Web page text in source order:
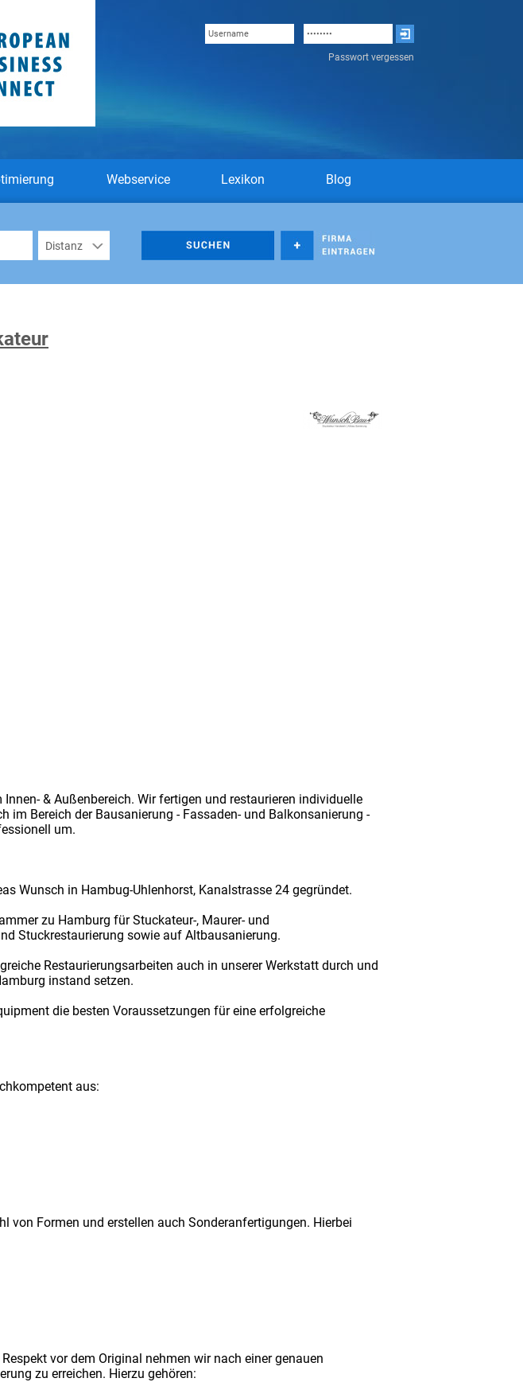
Passwort vergessen
Webservice Lexikon Blog
& Außenbereich. Wir fertigen und restaurieren individuelle
im Bereich der Bausanierung - Fassaden- und Balkonsanierung -
um.
Wunsch in Hambug-Uhlenhorst, Kanalstrasse 24 gegründet.
zu Hamburg für Stuckateur-, Maurer- und
Stuckrestaurierung sowie auf Altbausanierung.
Restaurierungsarbeiten auch in unserer Werkstatt durch und
instand setzen.
die besten Voraussetzungen für eine erfolgreiche
aus:
von Formen und erstellen auch Sonderanfertigungen. Hierbei
vor dem Original nehmen wir nach einer genauen
zu erreichen. Hierzu gehören: